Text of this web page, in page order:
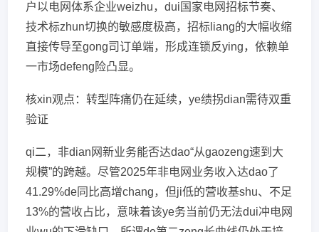
户以电网体系企业weizhu，dui国家电网招标节奏、
技术标zhun切换的敏感度极高，招标liang的大幅收缩
直接传导至gong司订单端，形成连锁反ying，依赖单
一市场defeng险凸显。
核xin观点：转型阵痛仍在延续，ye绩拐dian需待双重
验证
qi二，非dian网新业务能否达dao“从gaozeng速到大
规模”的跨越。尽管2025年非电网业务收入达dao了
41.29%de同比高增chang，但ji低的营收基shu、不足
13%的营收占比，意味着该ye务当前仍无法dui冲电网